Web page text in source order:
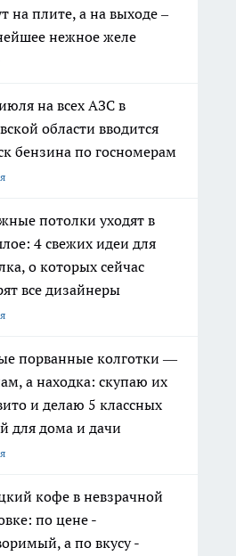
на плите, а на выходе –
нежное желе
на всех АЗС в
области вводится
бензина по госномерам
потолки уходят в
4 свежих идеи для
о которых сейчас
все дизайнеры
порванные колготки —
а находка: скупаю их
и делаю 5 классных
для дома и дачи
кофе в невзрачной
по цене -
а по вкусу -